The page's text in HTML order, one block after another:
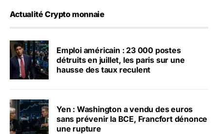
Actualité Crypto monnaie
Emploi américain : 23 000 postes
détruits en juillet, les paris sur une
hausse des taux reculent
Yen : Washington a vendu des euros
sans prévenir la BCE, Francfort dénonce
une rupture